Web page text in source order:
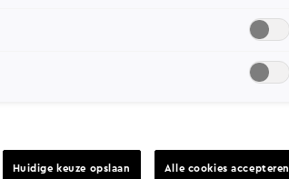
op je huidige locatie
Huidige keuze opslaan Alle cookies accepteren